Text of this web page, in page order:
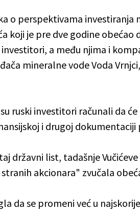
o perspektivama investiranja
koji je pre dve godine
a među njima i
mineralne vode Voda
ruski investitori računali da
i drugoj dokumentaciji
državni list, tadašnje
akcionara" zvučala
da se promeni već u